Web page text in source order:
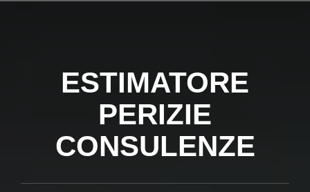
ESTIMATORE
PERIZIE
CONSULENZE